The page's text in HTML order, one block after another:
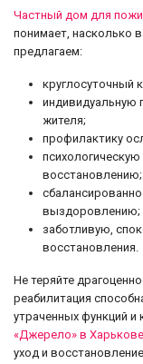
Частный дом для
понимает, насколько
предлагаем:
круглосуточный
индивидуальную
жителя;
профилактику
восстановлению;
выздоровлению;
заботливую,
восстановления.
Не теряйте
реабилитация
утраченных функций и
«Джерело» в Харькове
уход и